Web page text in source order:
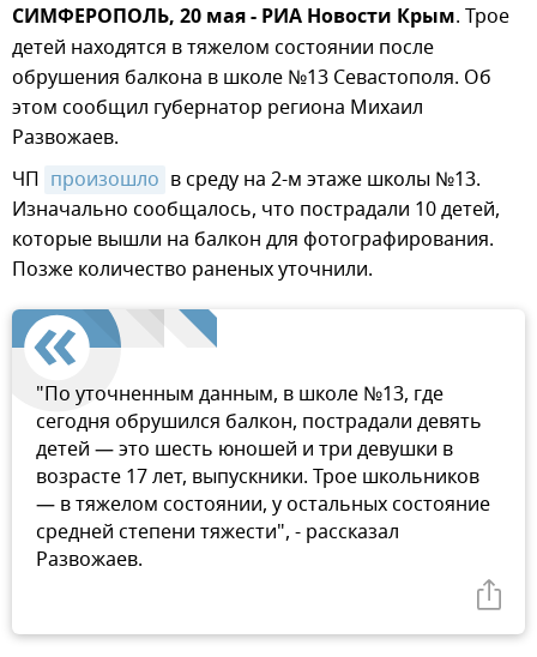
СИМФЕРОПОЛЬ, 20 мая - РИА Новости Крым. Трое
детей находятся в тяжелом состоянии после
обрушения балкона в школе №13 Севастополя. Об
этом сообщил губернатор региона Михаил
Развожаев.
ЧП произошло в среду на 2-м этаже школы №13.
Изначально сообщалось, что пострадали 10 детей,
которые вышли на балкон для фотографирования.
Позже количество раненых уточнили.
"По уточненным данным, в школе №13, где
сегодня обрушился балкон, пострадали девять
детей — это шесть юношей и три девушки в
возрасте 17 лет, выпускники. Трое школьников
— в тяжелом состоянии, у остальных состояние
средней степени тяжести", - рассказал
Развожаев.